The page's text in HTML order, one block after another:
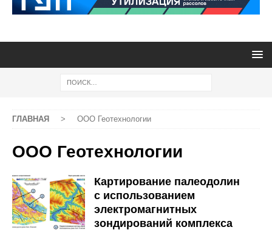
ГЛАВНАЯ > ООО Геотехнологии
ООО Геотехнологии
Картирование палеодолин
с использованием
электромагнитных
зондирований комплекса